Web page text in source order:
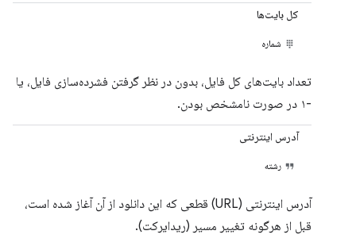
کل بایت‌ها
شماره
تعداد بایت‌های کل فایل، بدون در نظر گرفتن فشرده‌سازی فایل، یا
-۱ در صورت نامشخص بودن.
آدرس اینترنتی
رشته
آدرس اینترنتی (URL) قطعی که این دانلود از آن آغاز شده است،
قبل از هرگونه تغییر مسیر (ریدایرکت).